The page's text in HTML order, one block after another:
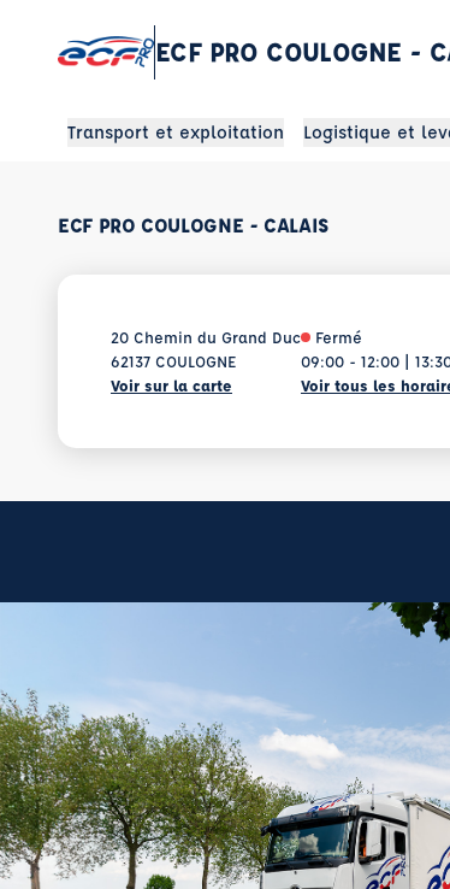
ECF PRO COULOGNE -
Transport et exploitation Logistique et
ECF PRO COULOGNE - CALAIS
20 Chemin du Grand Duc
62137 COULOGNE
Voir sur la carte
Fermé
09:00 - 12:00 |
Voir tous les